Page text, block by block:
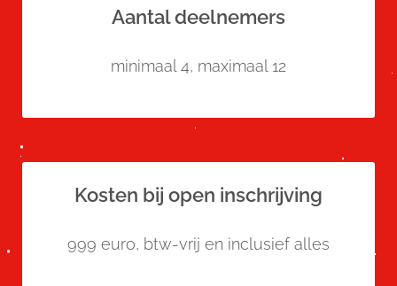
Aantal deelnemers
minimaal 4, maximaal 12
Kosten bij open inschrijving
999 euro, btw-vrij en inclusief alles